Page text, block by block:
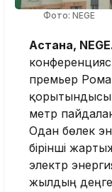
Фото: NEGE
Астана,
премьер
метр
Одан бөлек
бірінші
электр
жылдың